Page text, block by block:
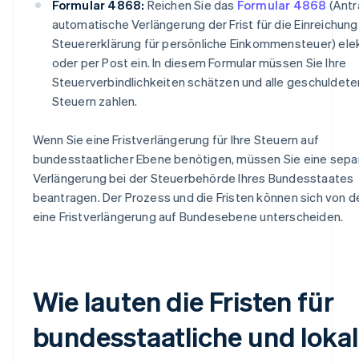
Formular 4868: Reichen Sie das Formular 4868
automatische Verlängerung der Frist für die
Steuererklärung für persönliche Einkommensteuer)
oder per Post ein. In diesem Formular müssen Sie Ihre
Steuerverbindlichkeiten schätzen und alle
Steuern zahlen.
Wenn Sie eine Fristverlängerung für Ihre Steuern auf
bundesstaatlicher Ebene benötigen, müssen Sie eine
Verlängerung bei der Steuerbehörde Ihres Bundesstaates
beantragen. Der Prozess und die Fristen können sich von
eine Fristverlängerung auf Bundesebene unterscheiden.
Wie lauten die Fristen für
bundesstaatliche und